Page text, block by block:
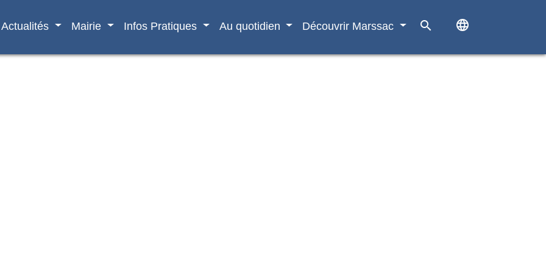
Actualités Mairie Infos Pratiques Au quotidien Découvrir Marssac search language